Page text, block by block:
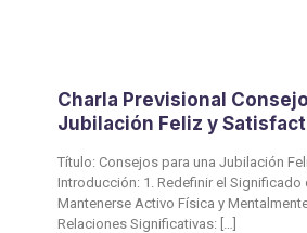
Charla Previsional
Jubilación Feliz y
Título: Consejos para una Jubilación
Introducción: 1. Redefinir el Significado
Mantenerse Activo Física y
Relaciones Significativas: